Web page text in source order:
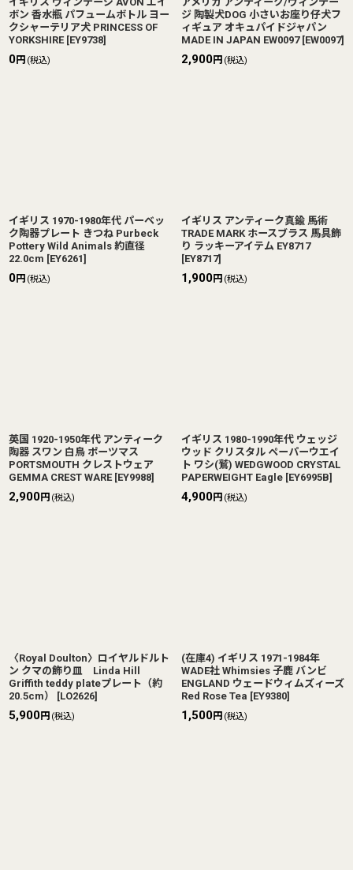
ボン 香水瓶 パフュームボトル ヨー
クシャーテリア犬 PRINCESS OF
YORKSHIRE [EY9738]
0円 (税込)
ジ 陶製犬DOG 小さいお座り仔犬フ
ィギュア オキュパイドジャパン
MADE IN JAPAN EW0097 [EW0097]
2,900円 (税込)
イギリス 1970-1980年代 パーベッ
ク陶器プレート きつね Purbeck
Pottery Wild Animals 約直径
22.0cm [EY6261]
0円 (税込)
イギリス アンティーク真鍮 馬術
TRADE MARK ホースブラス 馬具飾
り ラッキーアイテム EY8717
[EY8717]
1,900円 (税込)
英国 1920-1950年代 アンティーク
陶器 スワン 白鳥 ポーツマス
PORTSMOUTH クレストウェア
GEMMA CREST WARE [EY9988]
2,900円 (税込)
イギリス 1980-1990年代 ウェッジ
ウッド クリスタル ペーパーウエイ
ト ワシ(鷲) WEDGWOOD CRYSTAL
PAPERWEIGHT Eagle [EY6995B]
4,900円 (税込)
〈Royal Doulton〉ロイヤルドルト
ン クマの飾り皿 Linda Hill
Griffith teddy plateプレート（約
20.5cm）
[LO2626]
5,900円 (税込)
(在庫4) イギリス 1971-1984年
WADE社 Whimsies 子鹿 バンビ
ENGLAND ウェードウィムズィーズ
Red Rose Tea [EY9380]
1,500円 (税込)